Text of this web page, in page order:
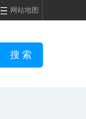
网站地图